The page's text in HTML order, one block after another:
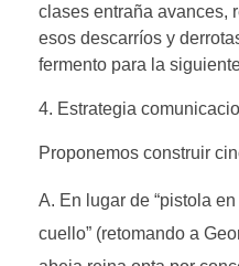
clases entraña avances,
esos descarríos y
fermento para la
4. Estrategia
Proponemos construir
En lugar de “pistola
cuello” (retomando a